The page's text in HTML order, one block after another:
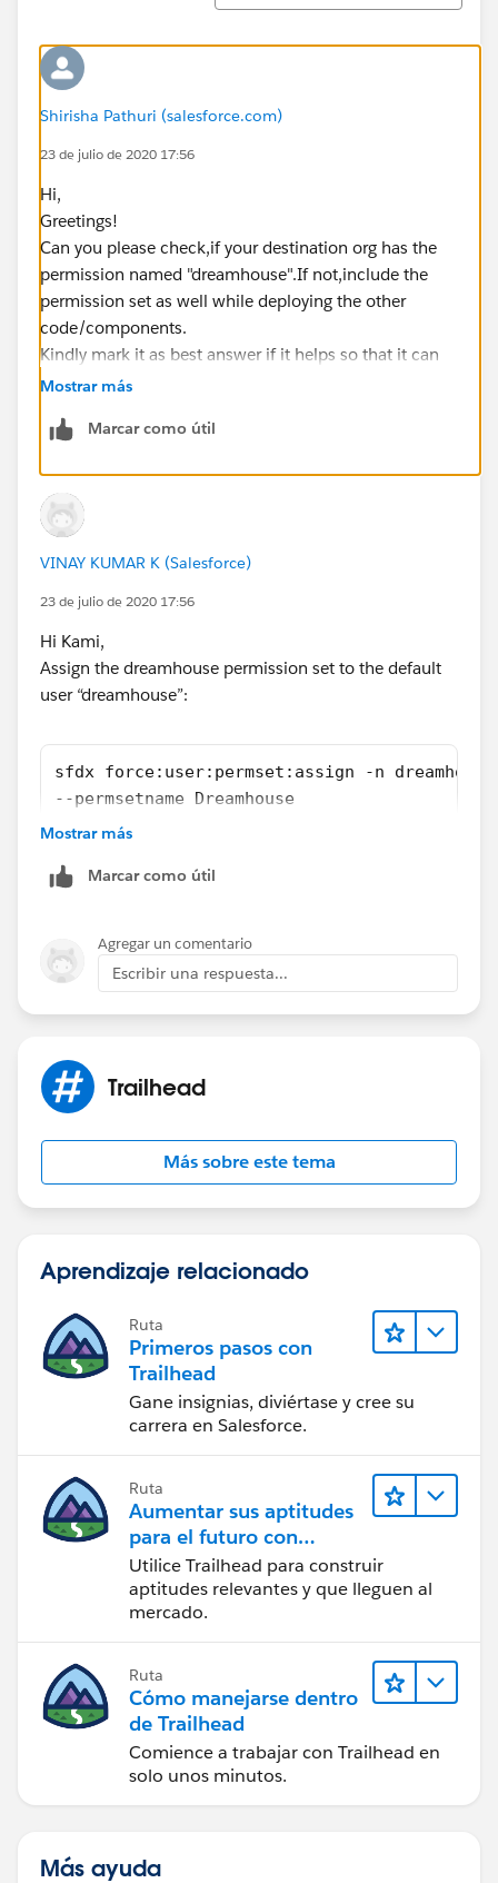
Shirisha Pathuri (salesforce.com)
23 de julio de 2020 17:56
Hi,
Greetings!
Can you please check,if your destination org has the
permission named "dreamhouse".If not,include the
permission set as well while deploying the other
code/components.
Kindly mark it as best answer if it helps so that it can
help others in the future.
Shirisha Pathuri
Mostrar más
Marcar como útil
VINAY KUMAR K (Salesforce)
23 de julio de 2020 17:56
Hi Kami,
Assign the dreamhouse permission set to the default
user “dreamhouse”:
sfdx force:user:permset:assign -n
--permsetname Dreamhouse
https://wilsonmar.github.io/salesforce-dx/
in the future.
Thanks,
Mostrar más
Marcar como útil
Agregar un comentario
Escribir una respuesta...
Trailhead
Más sobre este tema
Aprendizaje relacionado
Ruta
Primeros pasos con
Trailhead
Gane insignias, diviértase y cree su
carrera en Salesforce.
Ruta
Aumentar sus aptitudes
para el futuro con
Trailhead
Utilice Trailhead para construir
aptitudes relevantes y que lleguen al
mercado.
Ruta
Cómo manejarse dentro
de Trailhead
Comience a trabajar con Trailhead en
solo unos minutos.
Más ayuda